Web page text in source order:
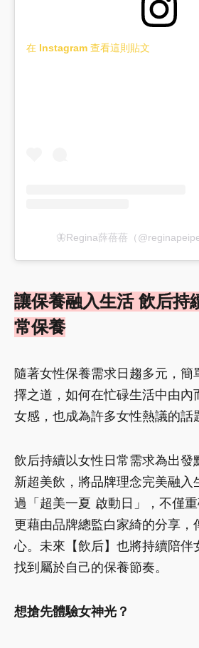
在 Instagram 查看這則貼文
🦋Regina薛蓓蓓（
讓保養融入生活 飲后持
常保養
隨著女性保養需求日趨多元，簡
擇之道，如何在忙碌生活中由內
女感，也成為許多女性熱議的話
飲后持續以女性日常需求為出發
新超美飲，將品牌理念完美融入
過「超美一夏 啟動日」，不僅重
更藉由品牌總監白家綺的分享，
心。未來【飲后】也將持續陪伴
找到屬於自己的保養節奏。
想搶先體驗女神光？